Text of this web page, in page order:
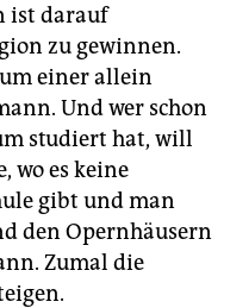
ist darauf
zu gewinnen.
einer allein
Und wer schon
studiert hat, will
wo es keine
gibt und man
den Opernhäusern
Zumal die